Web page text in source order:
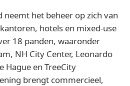
neemt het beheer op zich van
hotels en mixed‑use
18 panden, waaronder
NH City Center, Leonardo
Hague en TreeCity
brengt commercieel,